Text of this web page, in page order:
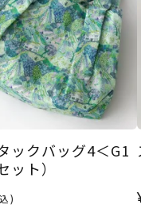
ックバッグ4＜G1
ット）
)